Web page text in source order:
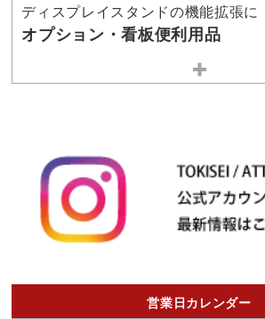
ディスプレイスタンドの機能拡張に
オプション・看板便利用品
営業日カレンダー